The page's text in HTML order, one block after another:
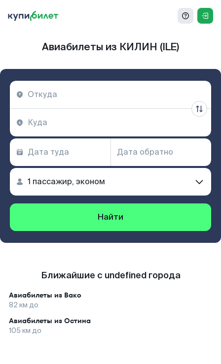
Авиабилеты из КИЛИН (ILE)
Найти
Ближайшие с undefined города
Авиабилеты из Вако
82 км до
Авиабилеты из Остина
105 км до